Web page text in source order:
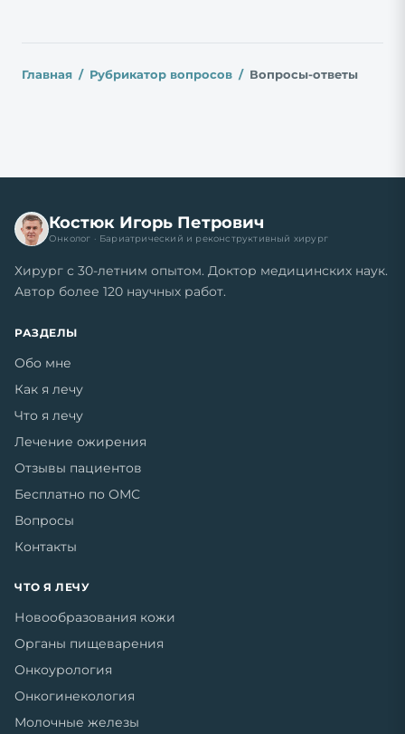
Главная Рубрикатор вопросов Вопросы-ответы
Костюк Игорь Петрович
Онколог · Бариатрический и реконструктивный хирург
Хирург с 30-летним опытом. Доктор медицинских наук.
Автор более 120 научных работ.
РАЗДЕЛЫ
Обо мне
Как я лечу
Что я лечу
Лечение ожирения
Отзывы пациентов
Бесплатно по ОМС
Вопросы
Контакты
ЧТО Я ЛЕЧУ
Новообразования кожи
Органы пищеварения
Онкоурология
Онкогинекология
Молочные железы